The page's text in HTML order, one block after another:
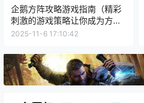
企鹅方阵攻略游戏指南（精彩
刺激的游戏策略让你成为方阵
大师）
2025-11-6 17:10:42